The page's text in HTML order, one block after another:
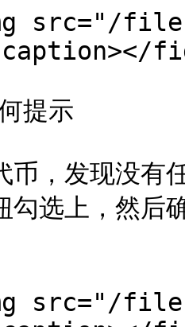
src="/files/
提示
币，发现没有
勾选上，然后
src="/files/